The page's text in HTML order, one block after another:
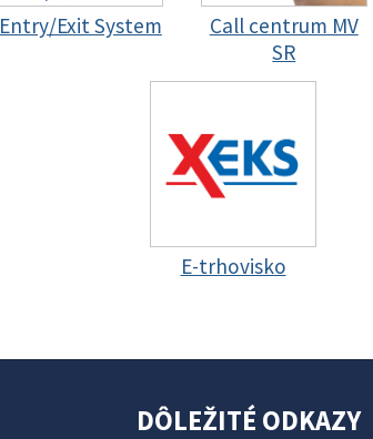
Entry/Exit System
Call centrum MV
SR
E-trhovisko
DÔLEŽITÉ ODKAZY